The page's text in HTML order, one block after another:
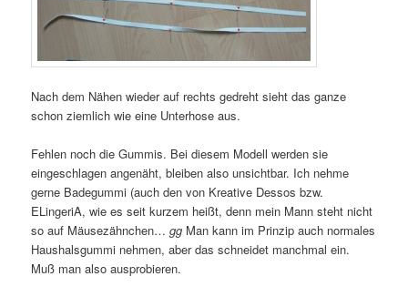
Nach dem Nähen wieder auf rechts gedreht sieht das ganze
schon ziemlich wie eine Unterhose aus.
Fehlen noch die Gummis. Bei diesem Modell werden sie
eingeschlagen angenäht, bleiben also unsichtbar. Ich nehme
gerne Badegummi (auch den von Kreative Dessos bzw.
ELingeriA, wie es seit kurzem heißt, denn mein Mann steht nicht
so auf Mäusezähnchen…gg Man kann im Prinzip auch normales
Haushalsgummi nehmen, aber das schneidet manchmal ein.
Muß man also ausprobieren.